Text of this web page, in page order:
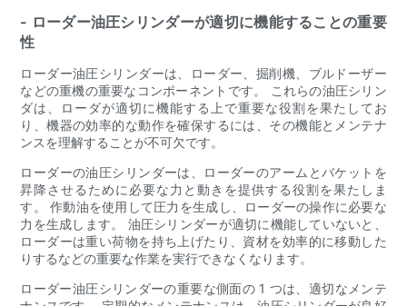
- ローダー油圧シリンダーが適切に機能することの重要
性
ローダー油圧シリンダーは、ローダー、掘削機、ブルドーザー
などの重機の重要なコンポーネントです。 これらの油圧シリン
ダは、ローダが適切に機能する上で重要な役割を果たしてお
り、機器の効率的な動作を確保するには、その機能とメンテナ
ンスを理解することが不可欠です。
ローダーの油圧シリンダーは、ローダーのアームとバケットを
昇降させるために必要な力と動きを提供する役割を果たしま
す。 作動油を使用して圧力を生成し、ローダーの操作に必要な
力を生成します。 油圧シリンダーが適切に機能していないと、
ローダーは重い荷物を持ち上げたり、資材を効率的に移動した
りするなどの重要な作業を実行できなくなります。
ローダー油圧シリンダーの重要な側面の 1 つは、適切なメンテ